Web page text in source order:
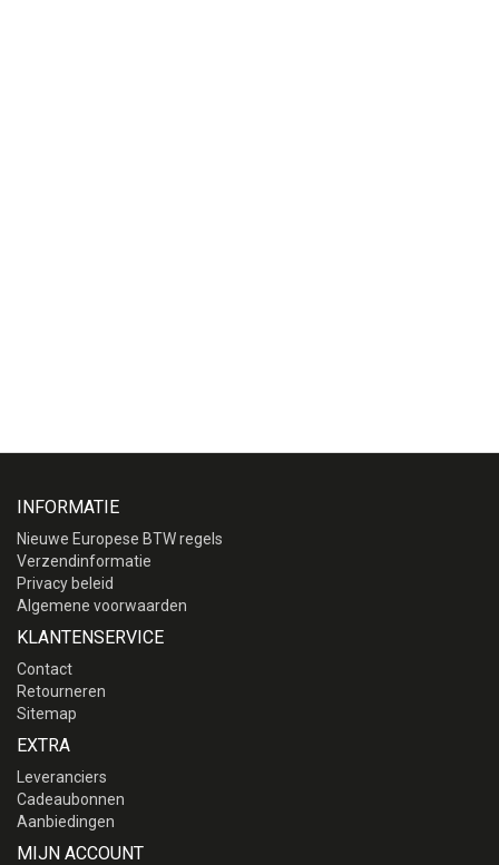
INFORMATIE
Nieuwe Europese BTW regels
Verzendinformatie
Privacy beleid
Algemene voorwaarden
KLANTENSERVICE
Contact
Retourneren
Sitemap
EXTRA
Leveranciers
Cadeaubonnen
Aanbiedingen
MIJN ACCOUNT